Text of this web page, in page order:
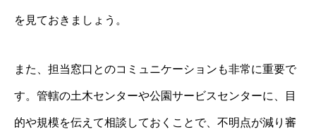
を見ておきましょう。
また、担当窓口とのコミュニケーションも非常に重要で
す。管轄の土木センターや公園サービスセンターに、目
的や規模を伝えて相談しておくことで、不明点が減り審